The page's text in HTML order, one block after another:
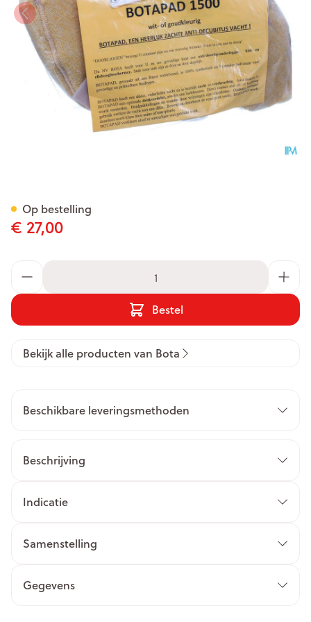
€ 27,00
Bestel
Op bestelling
Bekijk alle producten van Bota
Beschikbare leveringsmethoden
Beschrijving
Indicatie
Samenstelling
Gegevens